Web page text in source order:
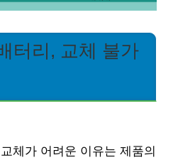
터리, 교체 불가
체가 어려운 이유는 제품의